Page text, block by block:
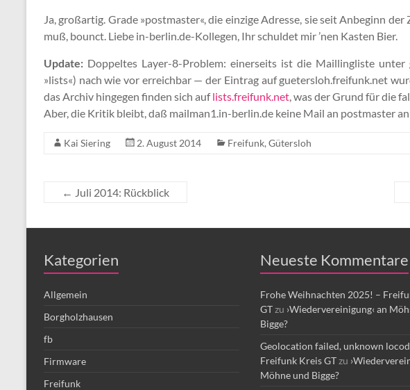
Ja, großartig. Grade »postmaster«, die einzige Adresse, sie seit Anbeginn
muß, bounct. Liebe in-berlin.de-Kollegen, Ihr schuldet mir ’nen Kasten Bier.
Update: Doppeltes Layer-8-Problem: einerseits ist die Maillingliste unter
»lists«) nach wie vor erreichbar — der Eintrag auf guetersloh.freifunk.net
das Archiv hingegen finden sich auflists.freifunk.net, was der Grund für die
Aber, die Kritik bleibt, daß mailman1.in-berlin.de keine Mail an postmaster
Kai Siering 2. August 2014 Freifunk, Gütersloh
← Juli 2014: Rückblick
Kategorien
Allgemein
Borgholzhausen
fb
Firmware
Freifunk
Neueste Kommentare
Frohe Weihnachten 2025! –
GTzu ›Wiedervereinigung‹ an
Bigge?
Geolocation failed, unknown
Freifunk Kreis GTzu
Möhne und Bigge?